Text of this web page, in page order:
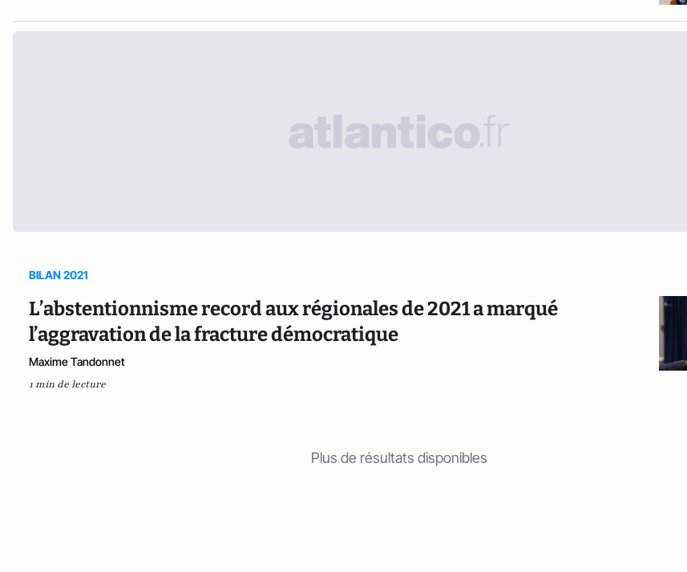
BILAN 2021
L’abstentionnisme record aux régionales de 2021 a marqué
l’aggravation de la fracture démocratique
Maxime Tandonnet
1 min de lecture
Plus de résultats disponibles